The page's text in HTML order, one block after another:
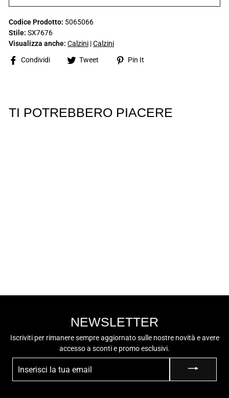
Codice Prodotto: 5065066
Stile: SX7676
Visualizza anche: Calzini |Calzini
Condividi
Share Tweet
Tweet Pin It
TI POTREBBERO PIACERE
NEWSLETTER
Iscriviti per rimanere sempre aggiornato sulle nostre novità e avere
accesso a sconti e promo esclusivi.